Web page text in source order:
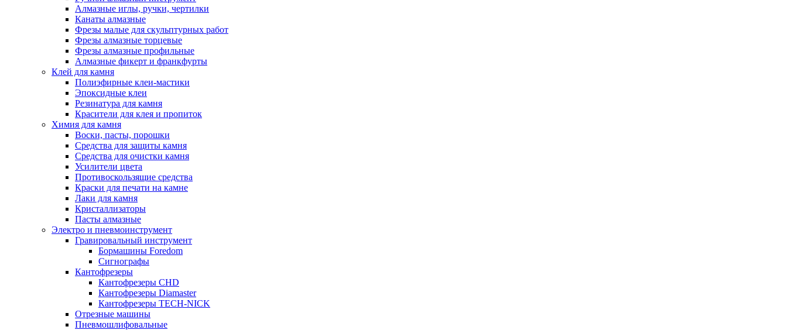
Алмазные иглы, ручки, чертилки
Канаты алмазные
Фрезы малые для скульптурных работ
Фрезы алмазные торцевые
Фрезы алмазные профильные
Алмазные фикерт и франкфурты
Клей для камня
Полиэфирные клеи-мастики
Эпоксидные клеи
Резинатура для камня
Красители для клея и пропиток
Химия для камня
Воски, пасты, порошки
Средства для защиты камня
Средства для очистки камня
Усилители цвета
Противоскользящие средства
Краски для печати на камне
Лаки для камня
Кристаллизаторы
Пасты алмазные
Электро и пневмоинструмент
Гравировальный инструмент
Бормашины Foredom
Сигнографы
Кантофрезеры
Кантофрезеры CHD
Кантофрезеры Diamaster
Кантофрезеры TECH-NICK
Отрезные машины
Пневмошлифовальные